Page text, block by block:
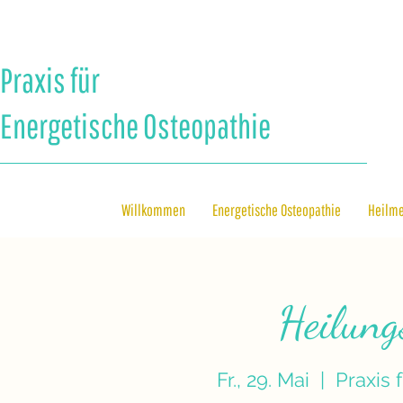
Praxis für
Energetische Osteopathie
Willkommen Energetische Osteopathie
Fr., 29. Mai
  |
Praxis